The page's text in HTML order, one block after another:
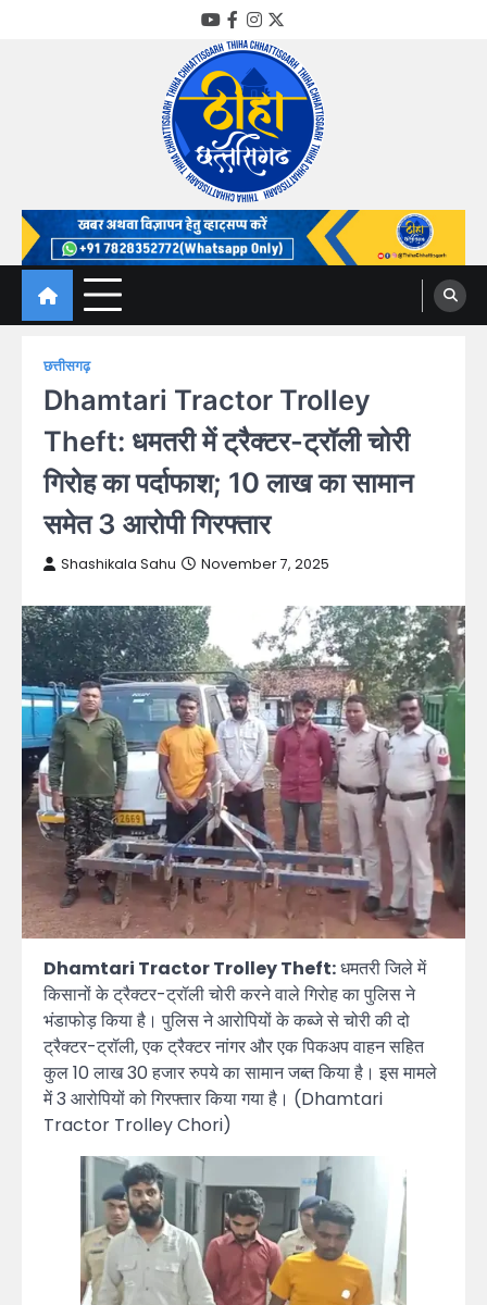
YouTube
Facebook
Instagram
Twitter
Thiha Chhattisgarh
गोठ जन-जन के
छत्तीसगढ़
Dhamtari Tractor Trolley
Theft: धमतरी में ट्रैक्टर-ट्रॉली चोरी
गिरोह का पर्दाफाश; 10 लाख का सामान
समेत 3 आरोपी गिरफ्तार
Shashikala Sahu November 7, 2025
Dhamtari Tractor Trolley Theft:धमतरी जिले में
किसानों के ट्रैक्टर-ट्रॉली चोरी करने वाले गिरोह का पुलिस ने
भंडाफोड़ किया है। पुलिस ने आरोपियों के कब्जे से चोरी की दो
ट्रैक्टर-ट्रॉली, एक ट्रैक्टर नांगर और एक पिकअप वाहन सहित
कुल 10 लाख 30 हजार रुपये का सामान जब्त किया है। इस मामले
में 3 आरोपियों को गिरफ्तार किया गया है। (Dhamtari
Tractor Trolley Chori)